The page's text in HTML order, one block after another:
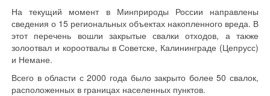
На текущий момент в Минприроды России направлены
сведения о 15 региональных объектах накопленного вреда. В
этот перечень вошли закрытые свалки отходов, а также
золоотвал и короотвалы в Советске, Калининграде (Цепрусс)
и Немане.
Всего в области с 2000 года было закрыто более 50 свалок,
расположенных в границах населенных пунктов.